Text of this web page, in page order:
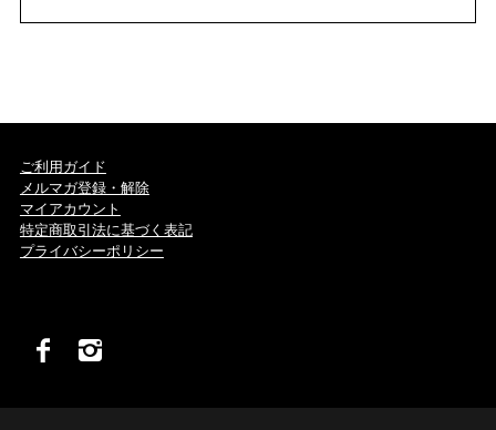
ご利用ガイド
メルマガ登録・解除
マイアカウント
特定商取引法に基づく表記
プライバシーポリシー